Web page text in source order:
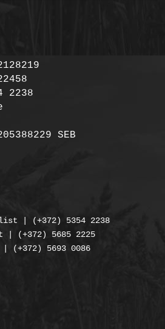
2238
SEB
| (+372) 5354 2238
| (+372) 5685 2225
| (+372) 5693 0086